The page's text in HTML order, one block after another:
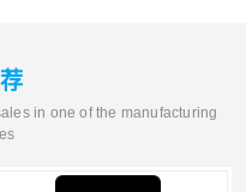
in one of the manufacturing